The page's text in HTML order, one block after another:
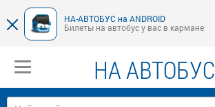
НА-АВТОБУС на ANDROID
Билеты на автобус у вас в кармане
НА АВТОБУС